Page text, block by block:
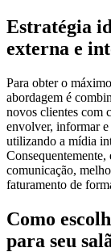
Estratégia
externa e
Para obter o
abordagem é
novos clientes com
envolver, informar e
utilizando a mídia
Consequentemente,
comunicação,
faturamento de
Como
para seu